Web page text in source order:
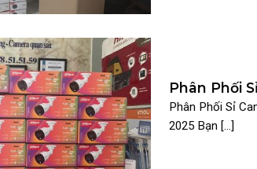
Phân Phối
Tốt Nhất
Phân Phối Sỉ
2025 Bạn [...]